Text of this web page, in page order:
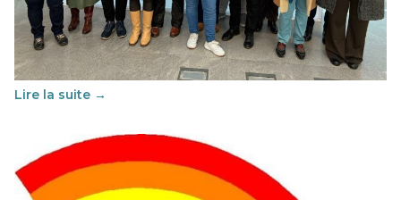
29 juin 2026-National
Cette année, l'UNSA Éducation a mené un projet Erasmus
soutenu par l'union Européenne et centré sur l'éducation
au vivre-ensemble : quelles différences entre la France…
Lire la suite →